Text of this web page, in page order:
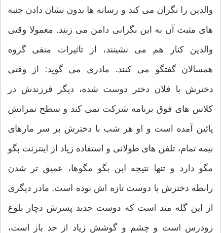
والدین را نگران می کند و رسانه ها بدون نشان دادن جنبه
های مثبت آن به این نگرانی دامن می زنند. معمولا وقتی
والدین کنار هم می نشینند، از تاثیرات منفی گروه
همسالان گفتگو می کنند. مادری می گوید: از وقتی
دخترش با فلان دختر دوست شده، دیگر فرزندش در
کلاس های فوق برنامه شرکت نمی کند و سطح نمراتش
پائین آمده است و او هر شب با دخترش بر سر مارهای
نیمه تمام، تلفن های طولانی و استفاده زیاد از اینترنت بگو
مگو دارد و تنها نتیجه این بگو مگوها، عمیق تر شدن
رابطه دخترش با دوست تازه اش بوده است. مادر دیگری
از این گله مند است که دوست جدید پسرش دچار بلوغ
زودرس است و چشم و گوشش زیاد از حد باز است،